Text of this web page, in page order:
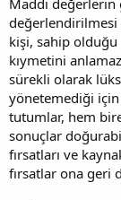
değerlendirilmesi
kişi, sahip olduğu
kıymetini
sürekli olarak
yönetemediği için
tutumlar, hem
sonuçlar
fırsatları ve
fırsatlar ona geri